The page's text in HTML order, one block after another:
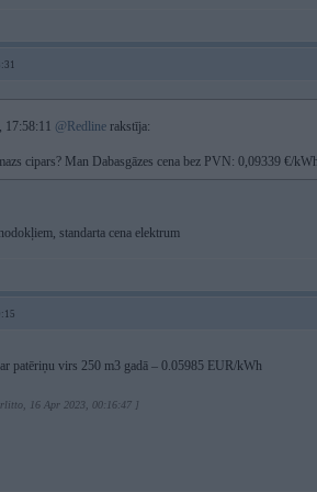
17:58:11 @Redline rakstīja:
cipars? Man Dabasgāzes cena bez PVN: 0,09339 €/
standarta cena elektrum
patēriņu virs 250 m3 gadā – 0.05985 EUR/kWh
16 Apr 2023, 00:16:47 ]